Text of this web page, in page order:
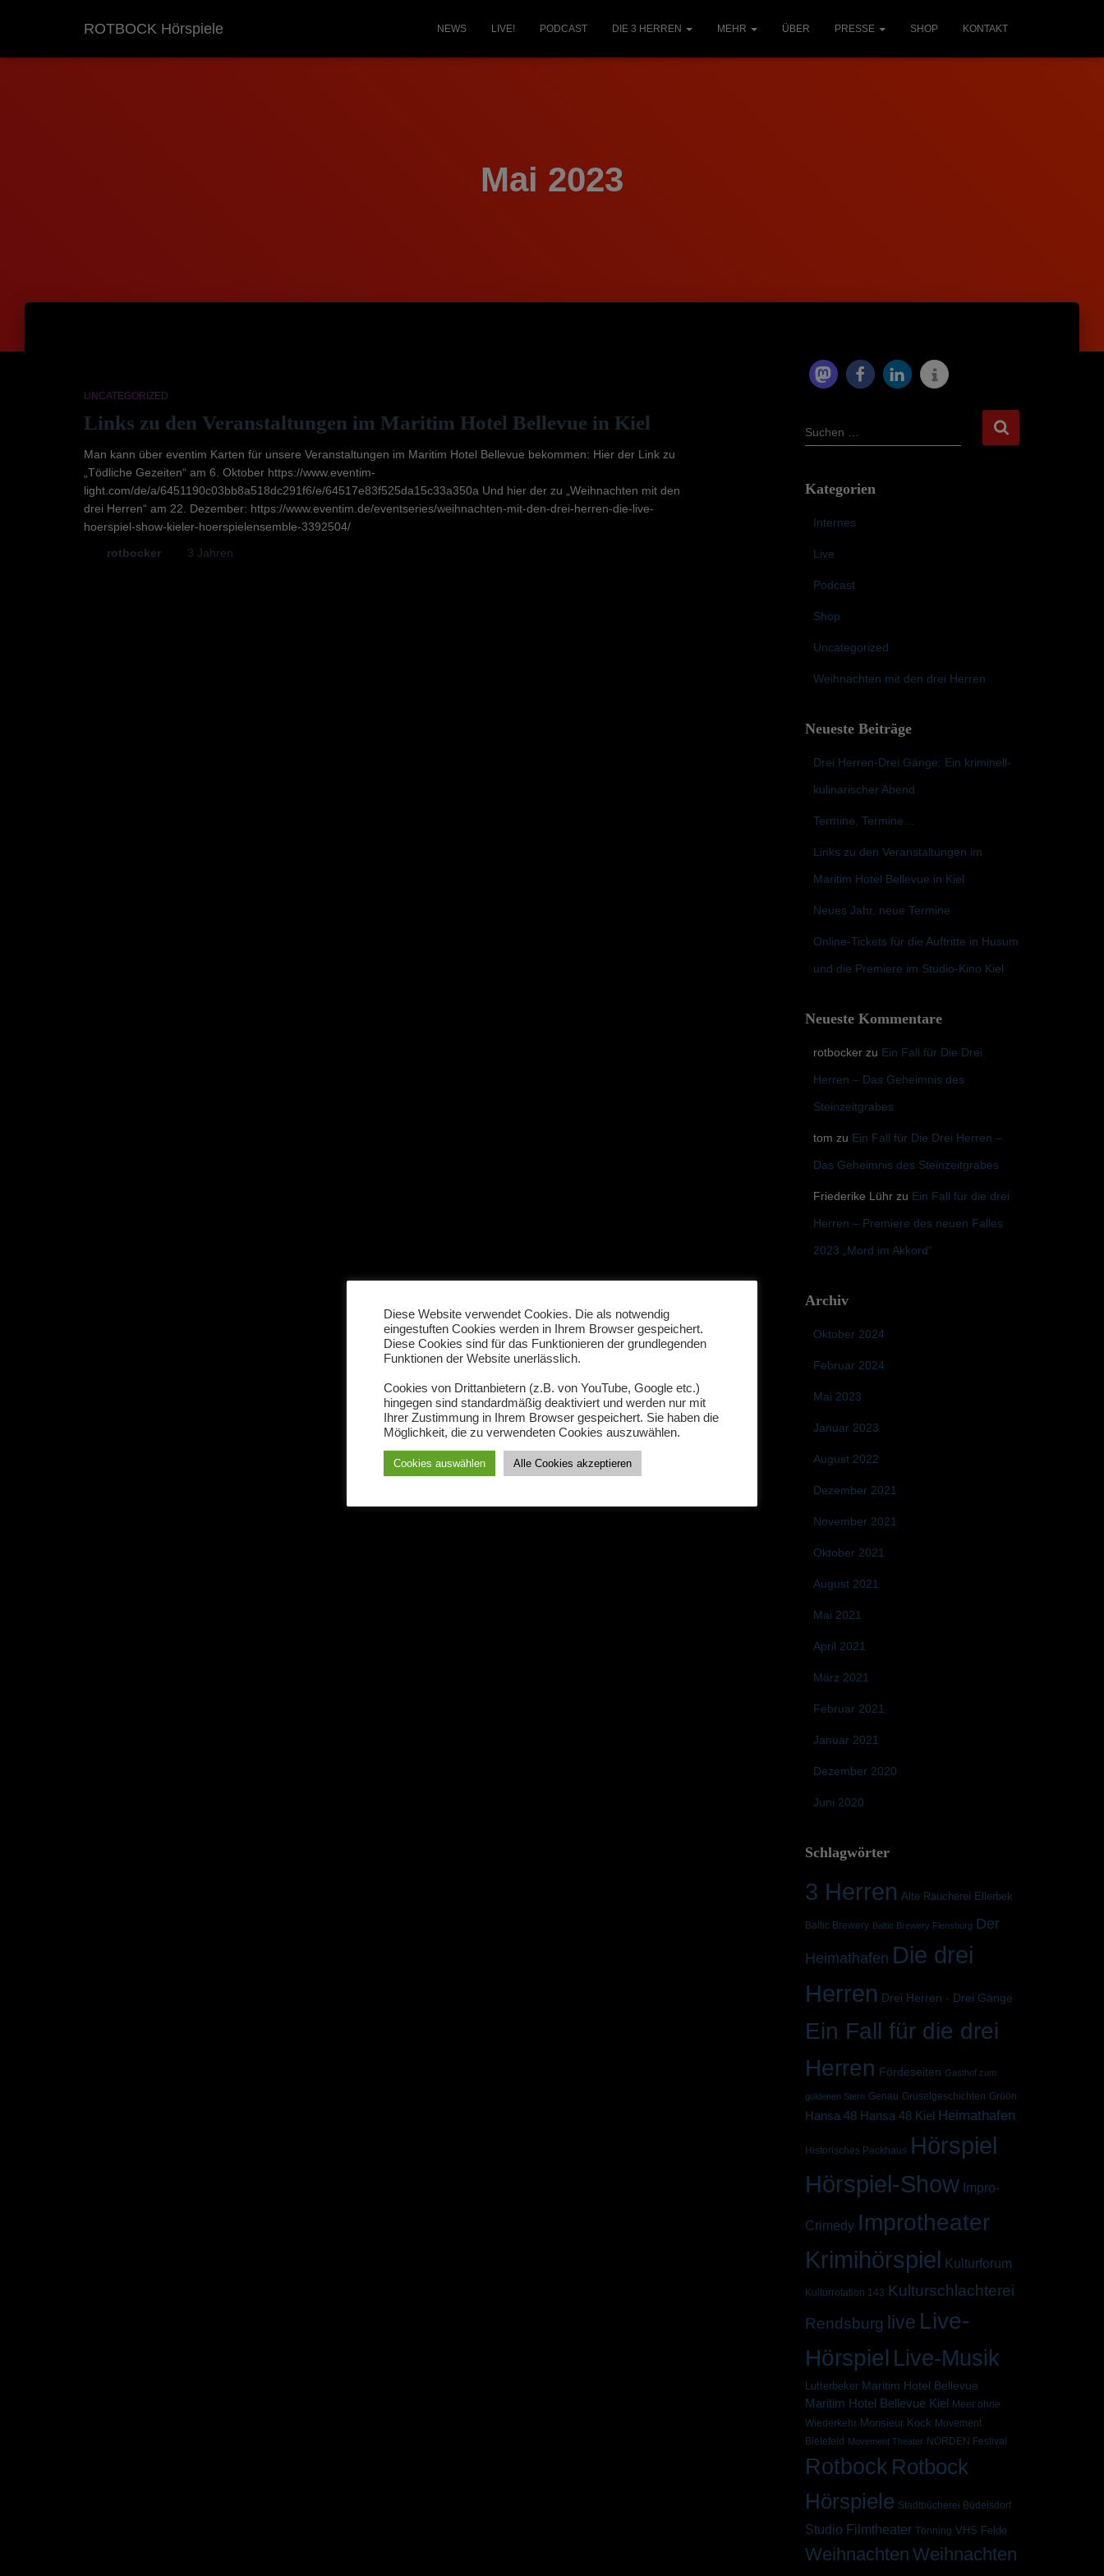
ROTBOCK Hörspiele NEWS LIVE! PODCAST DIE 3 HERREN MEHR ÜBER PRESSE SHOP KONTAKT
Mai 2023
UNCATEGORIZED
Links zu den Veranstaltungen im Maritim Hotel Bellevue in Kiel
Man kann über eventim Karten für unsere Veranstaltungen im Maritim Hotel Bellevue bekommen: Hier der Link zu
„Tödliche Gezeiten“ am 6. Oktober https://www.eventim-
light.com/de/a/6451190c03bb8a518dc291f6/e/64517e83f525da15c33a350a Und hier der zu „Weihnachten mit den
drei Herren“ am 22. Dezember: https://www.eventim.de/eventseries/weihnachten-mit-den-drei-herren-die-live-
hoerspiel-show-kieler-hoerspielensemble-3392504/
rotbocker 3 Jahren
S
u
e
Suchen …
Kategorien
Internes
Live
Podcast
Shop
Uncategorized
Weihnachten mit den drei Herren
Neueste Beiträge
Drei Herren-Drei Gänge: Ein kriminell-
kulinarischer Abend
Termine, Termine…
Links zu den Veranstaltungen im
Maritim Hotel Bellevue in Kiel
Neues Jahr, neue Termine
Online-Tickets für die Auftritte in Husum
und die Premiere im Studio-Kino Kiel
Neueste Kommentare
rotbockerzu Ein Fall für Die Drei
Herren – Das Geheimnis des
Steinzeitgrabes
tom zu Ein Fall für Die Drei Herren –
Das Geheimnis des Steinzeitgrabes
Friederike Lührzu Ein Fall für die drei
Herren – Premiere des neuen Falles
2023 „Mord im Akkord“
Archiv
Oktober 2024
Februar 2024
Mai 2023
Januar 2023
August 2022
Dezember 2021
November 2021
Oktober 2021
August 2021
Mai 2021
April 2021
März 2021
Februar 2021
Januar 2021
Dezember 2020
Juni 2020
Schlagwörter
3 Herren Alte Räucherei Ellerbek
Baltic Brewery Baltic Brewery Flensburg Der
Heimathafen Die drei
Herren Drei Herren - Drei Gänge
Ein Fall für die drei
Herren Fördeseiten Gasthof zum
goldenen Stern Genau Gruselgeschichten Gröön
Hansa 48 Hansa 48 Kiel Heimathafen
Historisches Packhaus Hörspiel
Hörspiel-Show Impro-
Crimedy Improtheater
Krimihörspiel Kulturforum
Kulturrotation 143 Kulturschlachterei
Rendsburg live Live-
Hörspiel Live-Musik
Lutterbeker Maritim Hotel Bellevue
Maritim Hotel Bellevue Kiel
Meer ohne
Wiederkehr Monsieur Kock Movement
Bielefeld Movement Theater NORDEN Festival
Rotbock Rotbock
Hörspiele Stadtbücherei Büdelsdorf
Studio Filmtheater Tönning VHS Felde
Weihnachten Weihnachten
Diese Website verwendet Cookies. Die als notwendig
eingestuften Cookies werden in Ihrem Browser gespeichert.
Diese Cookies sind für das Funktionieren der grundlegenden
Funktionen der Website unerlässlich.
Cookies von Drittanbietern (z.B. von YouTube, Google etc.)
hingegen sind standardmäßig deaktiviert und werden nur mit
Ihrer Zustimmung in Ihrem Browser gespeichert. Sie haben die
Möglichkeit, die zu verwendeten Cookies auszuwählen.
Cookies auswählen Alle Cookies akzeptieren